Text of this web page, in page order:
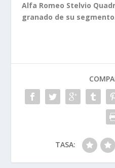
Alfa Romeo Stelvio
granado de su segmento
TASA: